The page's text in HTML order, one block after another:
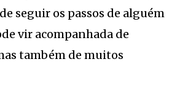
seguir os passos de alguém
vir acompanhada de
também de muitos